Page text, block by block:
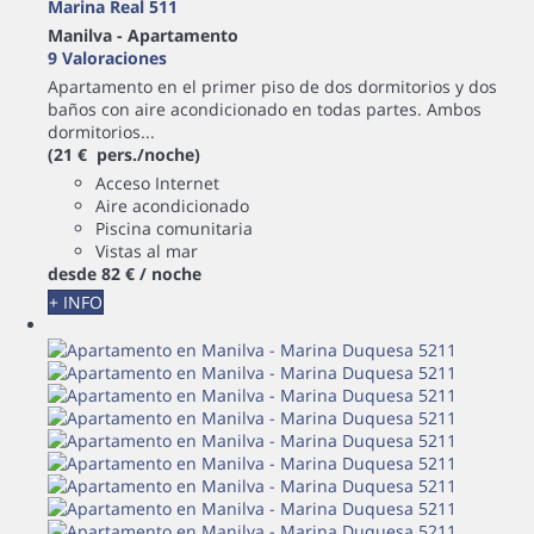
Marina Real 511
Manilva - Apartamento
9 Valoraciones
Apartamento en el primer piso de dos dormitorios y dos
baños con aire acondicionado en todas partes. Ambos
dormitorios...
(21 € pers./noche)
Acceso Internet
Aire acondicionado
Piscina comunitaria
Vistas al mar
desde 82 € / noche
+ INFO